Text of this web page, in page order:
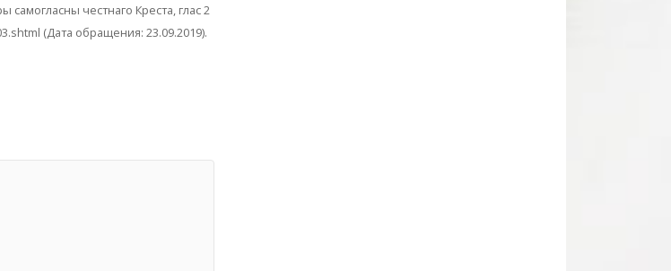
честнаго Креста, глас 2
(Дата обращения: 23.09.2019).